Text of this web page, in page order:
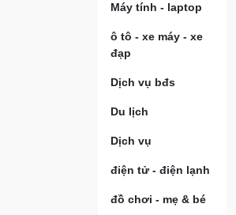
Máy tính - laptop
ô tô - xe máy - xe
đạp
Dịch vụ bđs
Du lịch
Dịch vụ
điện tử - điện lạnh
đồ chơi - mẹ & bé